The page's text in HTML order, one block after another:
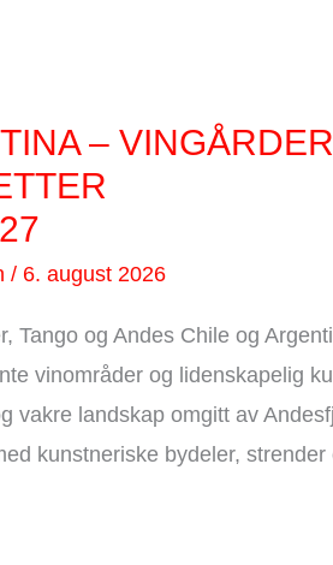
–
/ 6. august 2026
Tango og Andes Chile og
vinområder og lidenskapelig
vakre landskap omgitt av
kunstneriske bydeler,